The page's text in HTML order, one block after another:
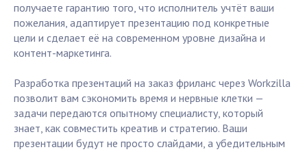
получаете гарантию того, что исполнитель учтёт ваши
пожелания, адаптирует презентацию под конкретные
цели и сделает её на современном уровне дизайна и
контент-маркетинга.
Разработка презентаций на заказ фриланс через Workzilla
позволит вам сэкономить время и нервные клетки —
задачи передаются опытному специалисту, который
знает, как совместить креатив и стратегию. Ваши
презентации будут не просто слайдами, а убедительным